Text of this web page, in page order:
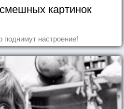
картинок
поднимут настроение!